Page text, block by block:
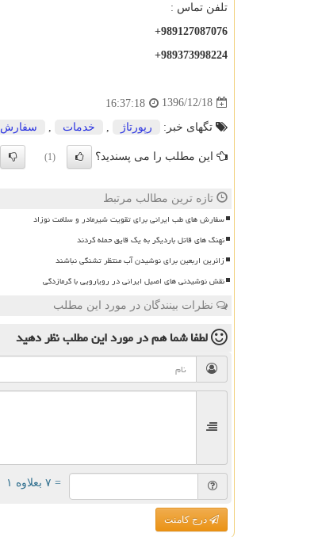
تلفن تماس :
+989127087076
+989373998224
1396/12/18
16:37:18
تگهای خبر: رپورتاژ , خدمات , سفارش
این مطلب را می پسندید؟ (1)
تازه ترین مطالب مرتبط
سفارش های طب ایرانی برای تقویت شیرمادر و سلامت نوزاد
نهنگ های قاتل باردیگر به یک قایق حمله کردند
زائرین اربعین برای نوشیدن آب منتظر تشنگی نباشند
نقش نوشیدنی های اصیل ایرانی در رویارویی با گرمازدگی
نظرات بینندگان در مورد این مطلب
لطفا شما همدر مورد این مطلبنظر دهید
= ۷ بعلاوه ۱
درج کامنت